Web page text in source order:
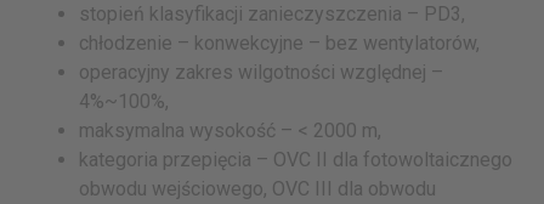
stopień klasyfikacji zanieczyszczenia – PD3,
chłodzenie – konwekcyjne – bez wentylatorów,
operacyjny zakres wilgotności względnej –
4%~100%,
maksymalna wysokość – < 2000 m,
kategoria przepięcia – OVC II dla fotowoltaicznego
obwodu wejściowego, OVC III dla obwodu